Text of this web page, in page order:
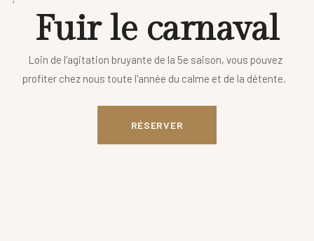
Fuir le carnaval
Loin de l'agitation bruyante de la 5e saison, vous pouvez
profiter chez nous toute l'année du calme et de la détente.
RÉSERVER